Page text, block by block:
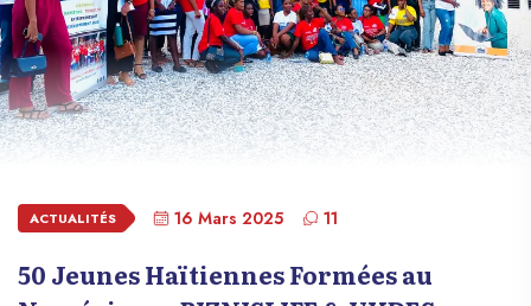
ACTUALITÉS 16 Mars 2025 11
50 Jeunes Haïtiennes Formées au